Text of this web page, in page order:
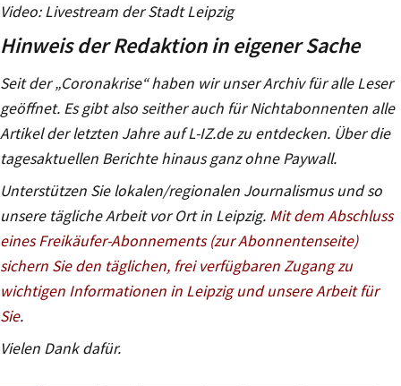
Player
Video: Livestream der Stadt Leipzig
Hinweis der Redaktion in eigener Sache
Seit der „Coronakrise“ haben wir unser Archiv für alle Leser
geöffnet. Es gibt also seither auch für Nichtabonnenten alle
Artikel der letzten Jahre auf L-IZ.de zu entdecken. Über die
tagesaktuellen Berichte hinaus ganz ohne Paywall.
Unterstützen Sie lokalen/regionalen Journalismus und so
unsere tägliche Arbeit vor Ort in Leipzig. Mit dem Abschluss
eines Freikäufer-Abonnements (zur Abonnentenseite)
sichern Sie den täglichen, frei verfügbaren Zugang zu
wichtigen Informationen in Leipzig und unsere Arbeit für
Sie.
Vielen Dank dafür.